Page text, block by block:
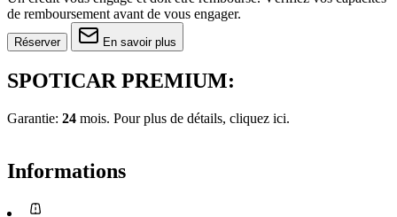
de remboursement avant de vous engager.
Réserver En savoir plus
SPOTICAR PREMIUM:
Garantie: 24 mois. Pour plus de détails, cliquez ici.
Informations